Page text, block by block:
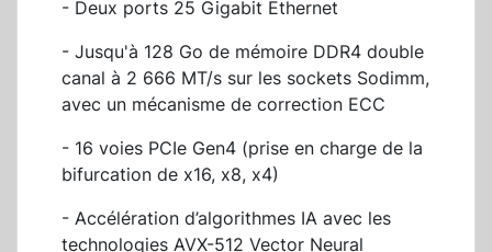
- Deux ports 25 Gigabit Ethernet
- Jusqu'à 128 Go de mémoire DDR4 double
canal à 2 666 MT/s sur les sockets Sodimm,
avec un mécanisme de correction ECC
- 16 voies PCIe Gen4 (prise en charge de la
bifurcation de x16, x8, x4)
- Accélération d’algorithmes IA avec les
technologies AVX-512 Vector Neural